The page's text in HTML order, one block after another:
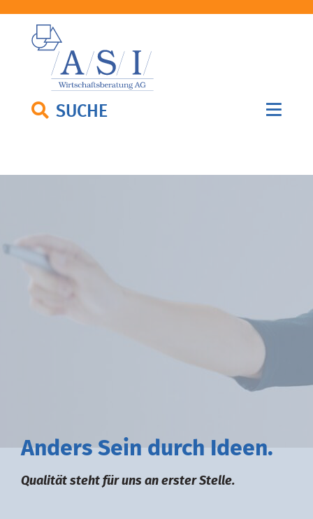
SUCHE
Anders Sein durch deen.
Qualität steht für uns an erster Stelle.